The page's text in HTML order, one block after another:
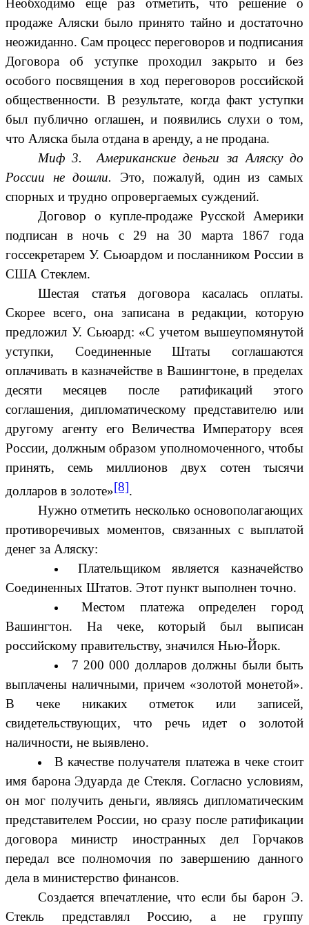
Необходимо еще раз отметить, что решение о
продаже Аляски было принято тайно и достаточно
неожиданно. Сам процесс переговоров и подписания
Договора об уступке проходил закрыто и без
особого посвящения в ход переговоров российской
общественности. В результате, когда факт уступки
был публично оглашен, и появились слухи о том,
что Аляска была отдана в аренду, а не продана.
Миф 3.
Американские деньги за Аляску до
России не дошли. Это, пожалуй, один из самых
спорных и трудно опровергаемых суждений.
Договор о купле-продаже Русской Америки
подписан в ночь с 29 на 30 марта 1867 года
госсекретарем У. Сьюардом и посланником России в
США Стеклем.
Шестая статья договора касалась оплаты.
Скорее всего, она записана в редакции, которую
предложил У. Сьюард: «С учетом вышеупомянутой
уступки, Соединенные Штаты соглашаются
оплачивать в казначействе в Вашингтоне, в пределах
десяти месяцев после ратификаций этого
соглашения, дипломатическому представителю или
другому агенту его Величества Императору всея
России, должным образом уполномоченного, чтобы
принять, семь миллионов двух сотен тысячи
долларов в золоте»[8].
Нужно отметить несколько основополагающих
противоречивых моментов, связанных с выплатой
денег за Аляску:
Плательщиком является казначейство
Соединенных Штатов. Этот пункт выполнен точно.
Местом платежа определен город
Вашингтон. На чеке, который был выписан
российскому правительству, значился Нью-Йорк.
7 200 000 долларов должны были быть
выплачены наличными, причем «золотой монетой».
В чеке никаких отметок или записей,
свидетельствующих, что речь идет о золотой
наличности, не выявлено.
В качестве получателя платежа в чеке стоит
имя барона Эдуарда де Стекля. Согласно условиям,
он мог получить деньги, являясь дипломатическим
представителем России, но сразу после ратификации
договора министр иностранных дел Горчаков
передал все полномочия по завершению данного
дела в министерство финансов.
Создается впечатление, что если бы барон Э.
Стекль представлял Россию, а не группу